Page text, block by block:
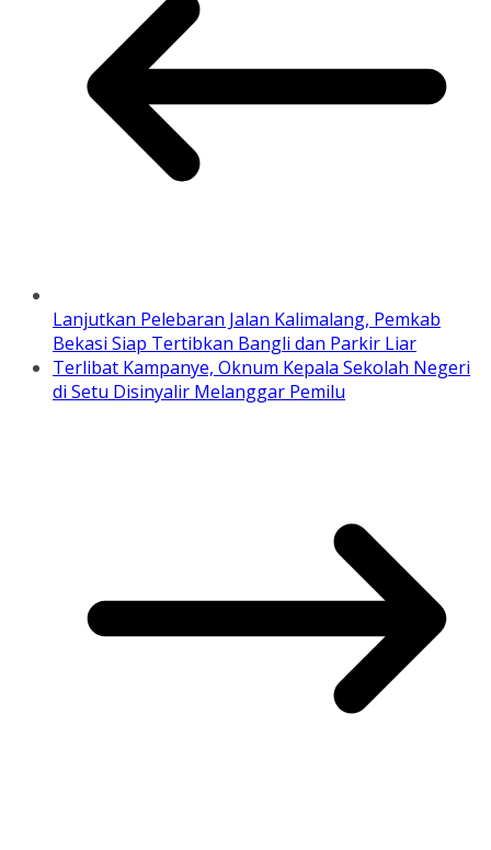
Lanjutkan Pelebaran Jalan Kalimalang, Pemkab
Bekasi Siap Tertibkan Bangli dan Parkir Liar
Terlibat Kampanye, Oknum Kepala Sekolah Negeri
di Setu Disinyalir Melanggar Pemilu